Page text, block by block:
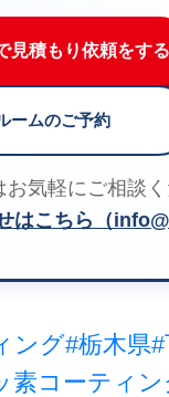
見積もり依頼をする
ームのご予約
気軽にご相談
はこちら（
ング#栃木県
素コーティン